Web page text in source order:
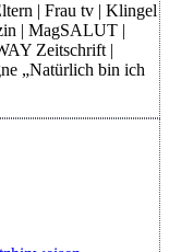
| Frau tv | Klingel
| MagSALUT |
Zeitschrift |
„Natürlich bin ich